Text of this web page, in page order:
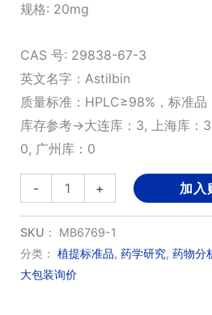
规格: 20mg
CAS 号: 29838-67-3
英文名字：Astilbin
质量标准：HPLC≥98%，标准品
库存参考→大连库：3, 上海库：
0, 广州库：0
-
新
妇
苷
(标
+ 加入
SKU： MB6769-1
分类： 植提标准品, 药学研究, 药物分
大包装询价